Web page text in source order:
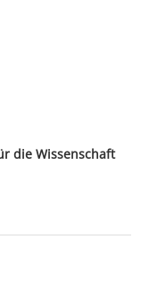
die Wissenschaft